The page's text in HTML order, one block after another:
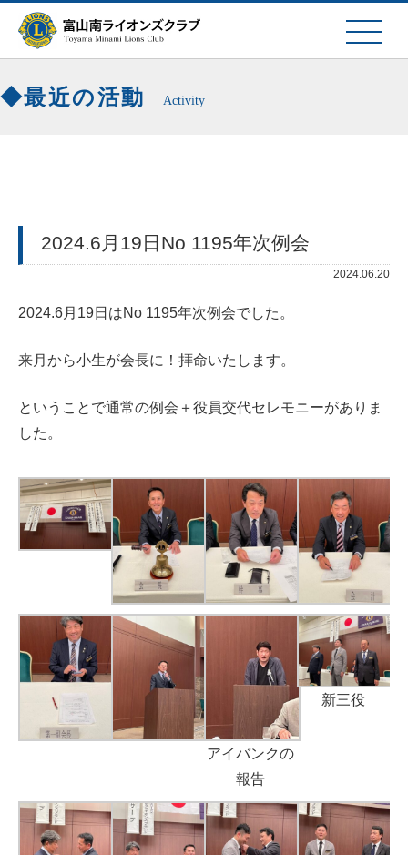
最近の活動 Activity
2024.6月19日No 1195年次例会
2024.06.20
2024.6月19日はNo 1195年次例会でした。
来月から小生が会長に！拝命いたします。
ということで通常の例会＋役員交代セレモニーがありま
した。
アイバンクの
報告
新三役